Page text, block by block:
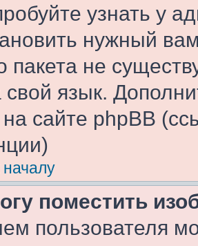
узнать у
нужный
пакета не
свой язык.
сайте phpBB
началу
поместить
пользователя